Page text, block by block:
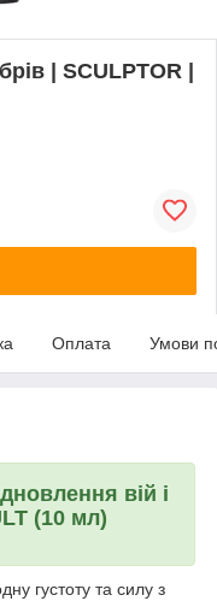
| SCULPTOR |
Оплата Умови
вій і
(10 мл)
густоту та силу з